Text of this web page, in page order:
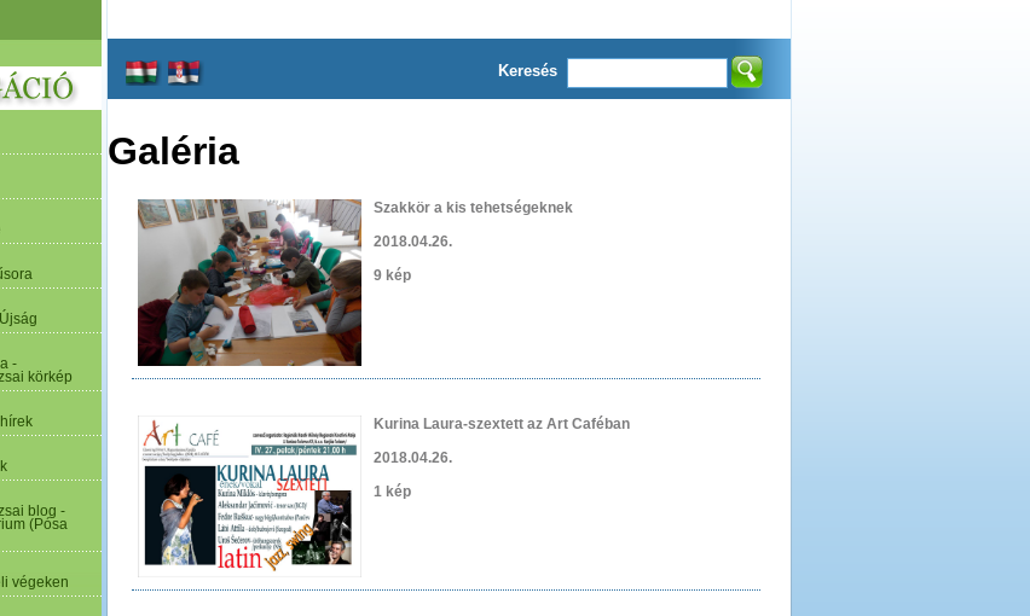
-
körkép
blog -
(Pósa
végeken
Keresés
Galéria
Szakkör a kis tehetségeknek
2018.04.26.
9 kép
Kurina Laura-szextett az Art Caféban
2018.04.26.
1 kép